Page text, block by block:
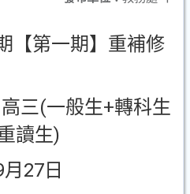
【第一期】重補修
三(一般生+轉科生
讀生)
27日